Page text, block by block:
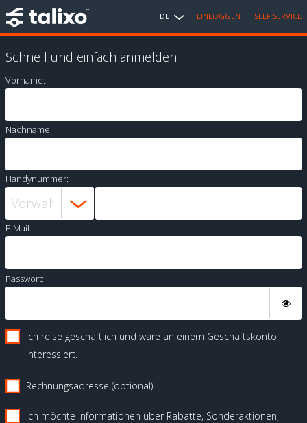
DE EINLOGGEN SELF SERVICE
Schnell und einfach anmelden
Vorname:
Nachname:
Handynummer:
E-Mail:
Passwort:
Ich reise geschäftlich und wäre an einem Geschäftskonto
interessiert.
Rechnungsadresse (optional)
Ich möchte Informationen über Rabatte, Sonderaktionen,